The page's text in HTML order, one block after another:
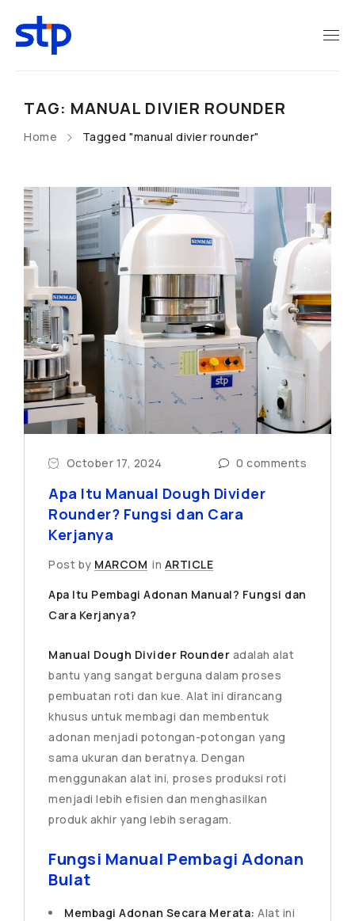
Home Tagged "manual divier rounder"
TAG: MANUAL DIVIER ROUNDER
October 17, 2024 0 comments
Apa Itu Manual Dough Divider
Rounder? Fungsi dan Cara
Kerjanya
Post by MARCOM in ARTICLE
Apa Itu Pembagi Adonan Manual? Fungsi dan
Cara Kerjanya?
Manual Dough Divider Rounder adalah alat
bantu yang sangat berguna dalam proses
pembuatan roti dan kue. Alat ini dirancang
khusus untuk membagi dan membentuk
adonan menjadi potongan-potongan yang
sama ukuran dan beratnya. Dengan
menggunakan alat ini, proses produksi roti
menjadi lebih efisien dan menghasilkan
produk akhir yang lebih seragam.
Fungsi Manual Pembagi Adonan
Bulat
Membagi Adonan Secara Merata: Alat ini